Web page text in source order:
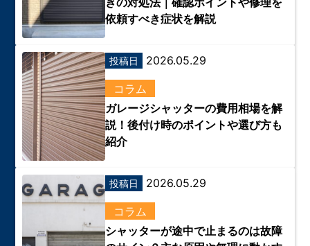
依頼すべき症状を解説
投稿日 2026.05.29
コラム
ガレージシャッターの費用相場を解
説！後付け時のポイントや選び方も
紹介
投稿日 2026.05.29
コラム
シャッターが途中で止まるのは故障